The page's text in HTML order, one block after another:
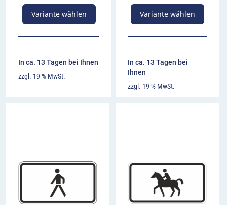
Variante wählen
In ca. 13 Tagen bei Ihnen
zzgl. 19 % MwSt.
Variante wählen
In ca. 13 Tagen bei
Ihnen
zzgl. 19 % MwSt.